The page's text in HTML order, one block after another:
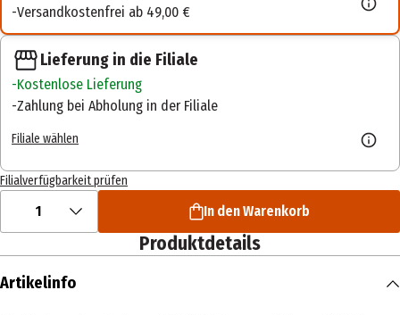
Versandkostenfrei ab 49,00 €
Lieferung in die Filiale
Kostenlose Lieferung
Zahlung bei Abholung in der Filiale
Filiale wählen
Filialverfügbarkeit prüfen
1 In den Warenkorb
Produktdetails
Artikelinfo